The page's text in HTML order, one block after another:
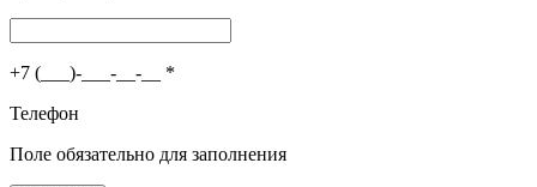
+7 (___)-___-__-__ *
Телефон
Поле обязательно для заполнения